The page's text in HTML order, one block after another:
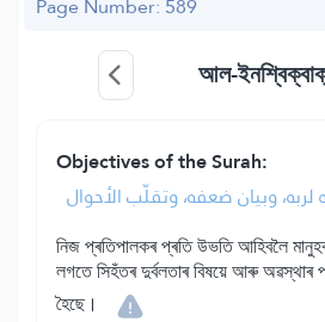
আল-
Objectives of the Surah:
لربه، وبيان ضعفه، وتقلّب الأحوال
নিজ প্ৰতিপালকৰ প্ৰতি উভতি আহিবলৈ মানুহক
লগতে সিহঁতৰ দুৰ্বলতাৰ বিষয়ে আৰু অৱস্থাৰ
হৈছে।